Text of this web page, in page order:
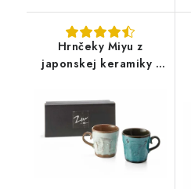
Hrnčeky Miyu z
japonskej keramiky -